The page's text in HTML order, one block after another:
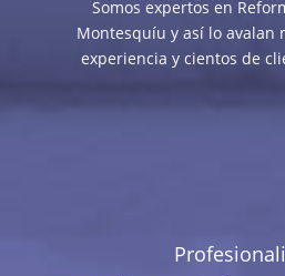
Somos expertos en
Montesquíu y así lo avalan
experiencia y cientos de